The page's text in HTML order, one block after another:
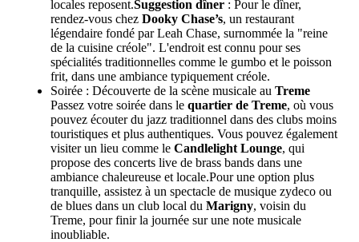
locales reposent.Suggestion dîner : Pour le dîner,
rendez-vous chez Dooky Chase’s, un restaurant
légendaire fondé par Leah Chase, surnommée la "reine
de la cuisine créole". L'endroit est connu pour ses
spécialités traditionnelles comme le gumbo et le poisson
frit, dans une ambiance typiquement créole.
Soirée : Découverte de la scène musicale au Treme
Passez votre soirée dans le quartier de Treme, où vous
pouvez écouter du jazz traditionnel dans des clubs moins
touristiques et plus authentiques. Vous pouvez également
visiter un lieu comme le Candlelight Lounge, qui
propose des concerts live de brass bands dans une
ambiance chaleureuse et locale.Pour une option plus
tranquille, assistez à un spectacle de musique zydeco ou
de blues dans un club local du Marigny, voisin du
Treme, pour finir la journée sur une note musicale
inoubliable.